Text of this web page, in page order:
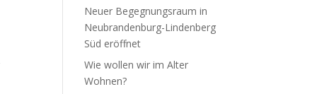
Neuer Begegnungsraum in
Neubrandenburg-Lindenberg
Süd eröffnet
Wie wollen wir im Alter
Wohnen?